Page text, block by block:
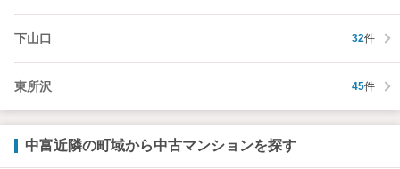
下山口 32件
東所沢 45件
中富近隣の町域から中古マンションを探す